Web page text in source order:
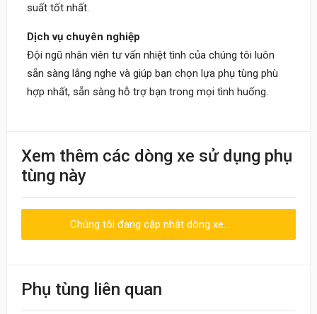
suất tốt nhất.
Dịch vụ chuyên nghiệp
Đội ngũ nhân viên tư vấn nhiệt tình của chúng tôi luôn
sẵn sàng lắng nghe và giúp bạn chọn lựa phụ tùng phù
hợp nhất, sẵn sàng hỗ trợ bạn trong mọi tình huống.
09:30 20/06/2023
Viết đánh giá
Điểm đánh giá
Xem thêm các dòng xe sử dụng phụ
tùng này
Chúng tôi đang cập nhật dòng xe...
Phụ tùng liên quan